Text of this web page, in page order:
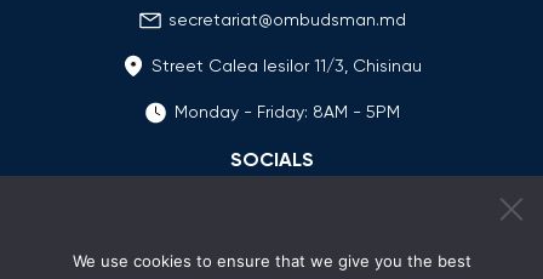
secretariat@ombudsman.md
Street Calea Iesilor 11/3, Chisinau
Monday - Friday: 8AM - 5PM
SOCIALS
We use cookies to ensure that we give you the best